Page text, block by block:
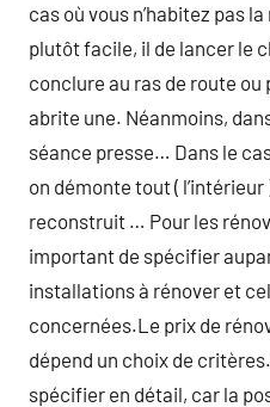
cas où vous n’habitez pas
plutôt facile, il de lancer le
conclure au ras de route
abrite une. Néanmoins,
séance presse… Dans le
on démonte tout ( l’intérieur
reconstruit … Pour les
important de spécifier
installations à rénover et
concernées.Le prix de
dépend un choix de
spécifier en détail, car la